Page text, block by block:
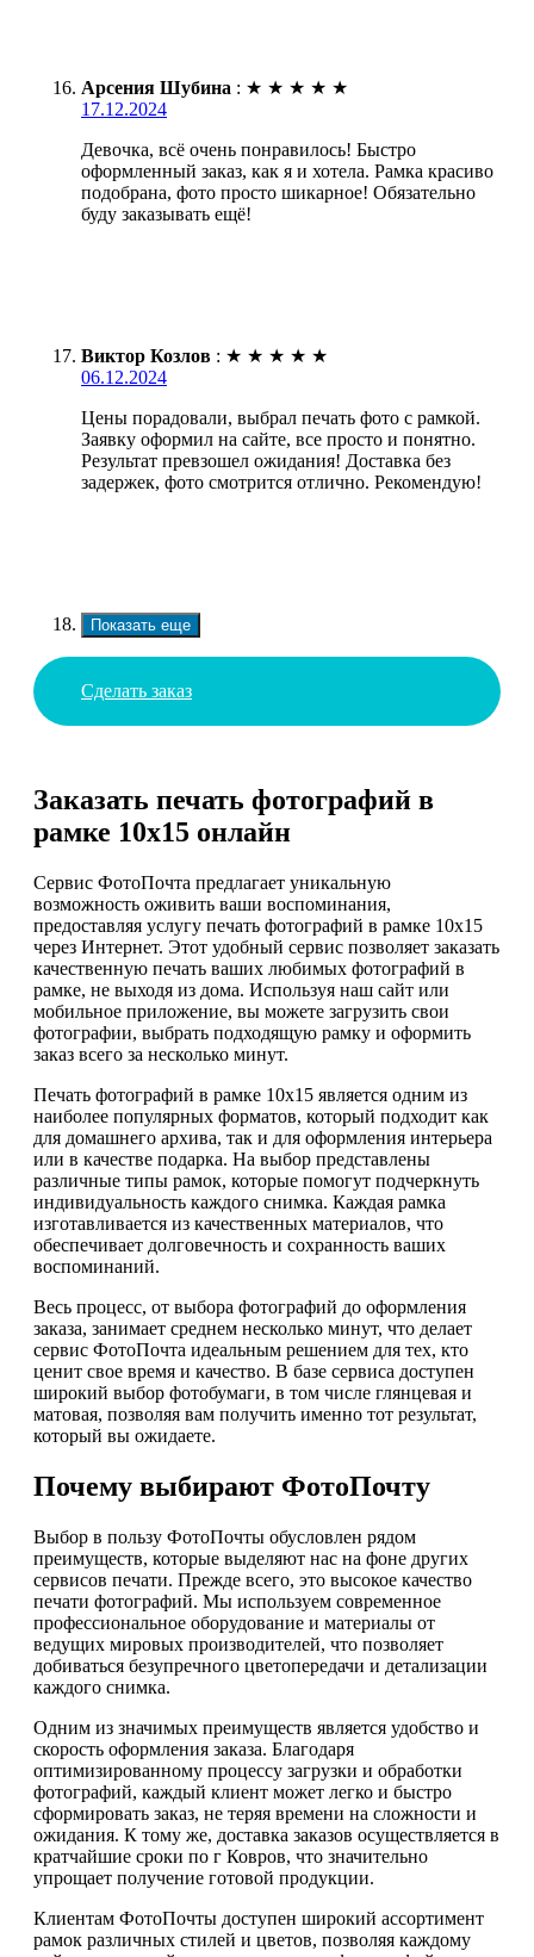
Арсения Шубина : ★ ★ ★ ★ ★
17.12.2024
Девочка, всё очень понравилось! Быстро
оформленный заказ, как я и хотела. Рамка красиво
подобрана, фото просто шикарное! Обязательно
буду заказывать ещё!
Виктор Козлов : ★ ★ ★ ★ ★
06.12.2024
Цены порадовали, выбрал печать фото с рамкой.
Заявку оформил на сайте, все просто и понятно.
Результат превзошел ожидания! Доставка без
задержек, фото смотрится отлично. Рекомендую!
Показать еще
Сделать заказ
Заказать печать фотографий в
рамке 10х15 онлайн
Сервис ФотоПочта предлагает уникальную
возможность оживить ваши воспоминания,
предоставляя услугу печать фотографий в рамке 10х15
через Интернет. Этот удобный сервис позволяет заказать
качественную печать ваших любимых фотографий в
рамке, не выходя из дома. Используя наш сайт или
мобильное приложение, вы можете загрузить свои
фотографии, выбрать подходящую рамку и оформить
заказ всего за несколько минут.
Печать фотографий в рамке 10х15 является одним из
наиболее популярных форматов, который подходит как
для домашнего архива, так и для оформления интерьера
или в качестве подарка. На выбор представлены
различные типы рамок, которые помогут подчеркнуть
индивидуальность каждого снимка. Каждая рамка
изготавливается из качественных материалов, что
обеспечивает долговечность и сохранность ваших
воспоминаний.
Весь процесс, от выбора фотографий до оформления
заказа, занимает среднем несколько минут, что делает
сервис ФотоПочта идеальным решением для тех, кто
ценит свое время и качество. В базе сервиса доступен
широкий выбор фотобумаги, в том числе глянцевая и
матовая, позволяя вам получить именно тот результат,
который вы ожидаете.
Почему выбирают ФотоПочту
Выбор в пользу ФотоПочты обусловлен рядом
преимуществ, которые выделяют нас на фоне других
сервисов печати. Прежде всего, это высокое качество
печати фотографий. Мы используем современное
профессиональное оборудование и материалы от
ведущих мировых производителей, что позволяет
добиваться безупречного цветопередачи и детализации
каждого снимка.
Одним из значимых преимуществ является удобство и
скорость оформления заказа. Благодаря
оптимизированному процессу загрузки и обработки
фотографий, каждый клиент может легко и быстро
сформировать заказ, не теряя времени на сложности и
ожидания. К тому же, доставка заказов осуществляется в
кратчайшие сроки по г Ковров, что значительно
упрощает получение готовой продукции.
Клиентам ФотоПочты доступен широкий ассортимент
рамок различных стилей и цветов, позволяя каждому